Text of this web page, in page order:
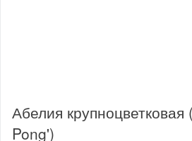
Абелия крупноцветковая
Pong')